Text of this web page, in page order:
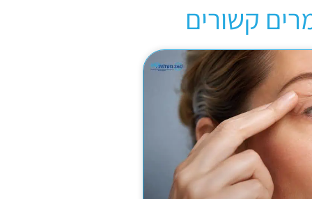
קשורים